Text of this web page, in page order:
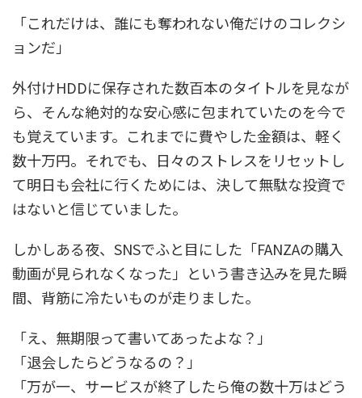
「これだけは、誰にも奪われない俺だけのコレクシ
ョンだ」
外付けHDDに保存された数百本のタイトルを見なが
ら、そんな絶対的な安心感に包まれていたのを今で
も覚えています。これまでに費やした金額は、軽く
数十万円。それでも、日々のストレスをリセットし
て明日も会社に行くためには、決して無駄な投資で
はないと信じていました。
しかしある夜、SNSでふと目にした「FANZAの購入
動画が見られなくなった」という書き込みを見た瞬
間、背筋に冷たいものが走りました。
「え、無期限って書いてあったよな？」
「退会したらどうなるの？」
「万が一、サービスが終了したら俺の数十万はどう